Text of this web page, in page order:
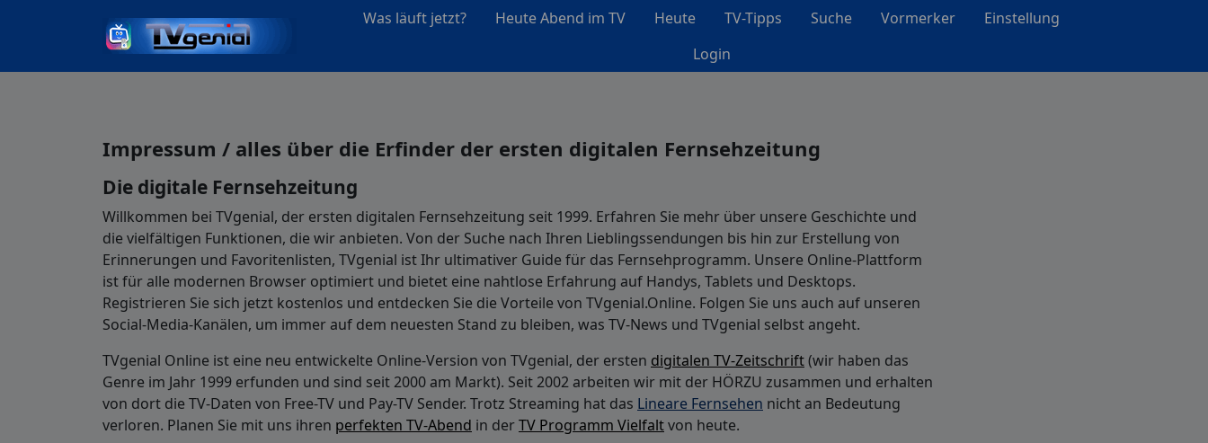
Was läuft jetzt? Heute Abend im TV Heute TV-Tipps Suche Vormerker
Einstellung
Login
Impressum / alles über die Erfinder der ersten digitalen Fernsehzeitung
Die digitale Fernsehzeitung
Willkommen bei TVgenial, der ersten digitalen Fernsehzeitung seit 1999. Erfahren Sie mehr über unsere Geschichte und
die vielfältigen Funktionen, die wir anbieten. Von der Suche nach Ihren Lieblingssendungen bis hin zur Erstellung von
Erinnerungen und Favoritenlisten, TVgenial ist Ihr ultimativer Guide für das Fernsehprogramm. Unsere Online-Plattform
ist für alle modernen Browser optimiert und bietet eine nahtlose Erfahrung auf Handys, Tablets und Desktops.
Registrieren Sie sich jetzt kostenlos und entdecken Sie die Vorteile von TVgenial.Online. Folgen Sie uns auch auf unseren
Social-Media-Kanälen, um immer auf dem neuesten Stand zu bleiben, was TV-News und TVgenial selbst angeht.
TVgenial Online ist eine neu entwickelte Online-Version von TVgenial, der ersten digitalen TV-Zeitschrift(wir haben das
Genre im Jahr 1999 erfunden und sind seit 2000 am Markt). Seit 2002 arbeiten wir mit der HÖRZU zusammen und erhalten
von dort die TV-Daten von Free-TV und Pay-TV Sender. Trotz Streaming hat das Lineare Fernsehen nicht an Bedeutung
verloren. Planen Sie mit uns ihren perfekten TV-Abend in derTV Programm Vielfaltvon heute.